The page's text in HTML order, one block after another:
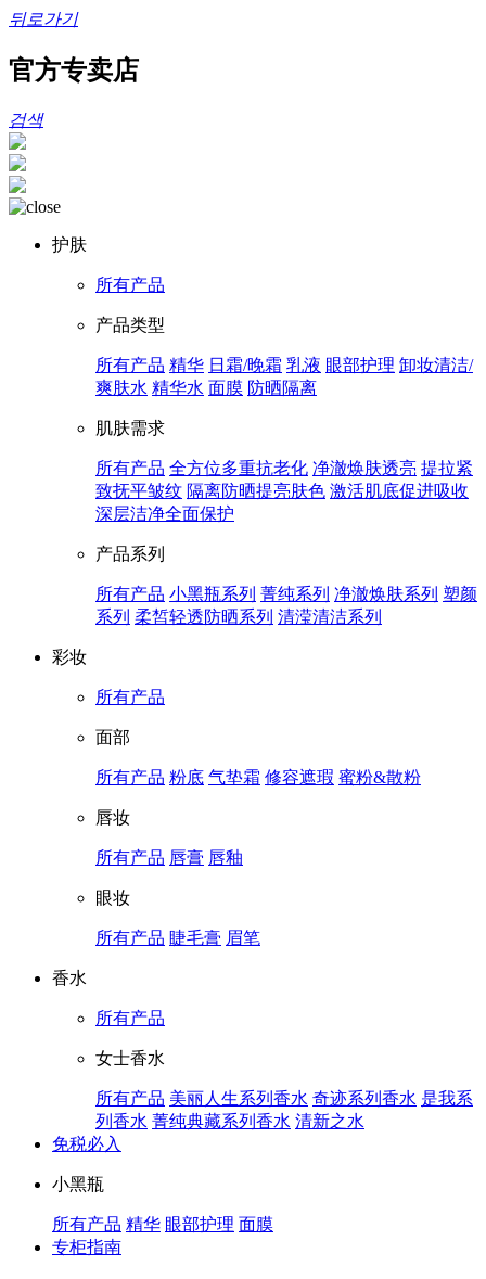
뒤로가기
官方专卖店
검색
护肤
所有产品
产品类型
所有产品 精华 日霜/晚霜 乳液 眼部护理 卸妆清洁/
爽肤水 精华水 面膜 防晒隔离
肌肤需求
所有产品 全方位多重抗老化 净澈焕肤透亮 提拉紧
致抚平皱纹 隔离防晒提亮肤色 激活肌底促进吸收
深层洁净全面保护
产品系列
所有产品 小黑瓶系列 菁纯系列 净澈焕肤系列 塑颜
系列 柔皙轻透防晒系列 清滢清洁系列
彩妆
所有产品
面部
所有产品 粉底 气垫霜 修容遮瑕 蜜粉&散粉
唇妆
所有产品 唇膏 唇釉
眼妆
所有产品 睫毛膏 眉笔
香水
所有产品
女士香水
所有产品 美丽人生系列香水 奇迹系列香水 是我系
列香水 菁纯典藏系列香水 清新之水
免税必入
小黑瓶
所有产品 精华 眼部护理 面膜
专柜指南